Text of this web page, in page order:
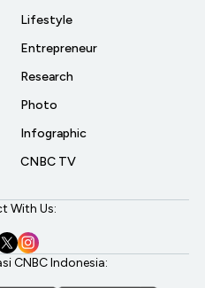
Lifestyle
Entrepreneur
Research
Photo
Infographic
CNBC TV
With Us:
CNBC Indonesia: